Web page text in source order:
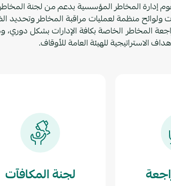
إدارة المخاطر المؤسسية بدعم من لجنة المخاطر
ولوائح منظمة لعمليات مراقبة المخاطر وتحديد
المخاطر الخاصة بكافة الإدارات بشكل دوري،
الاستراتيجية للهيئة العامة للأوقاف.
لجنة المكافآت